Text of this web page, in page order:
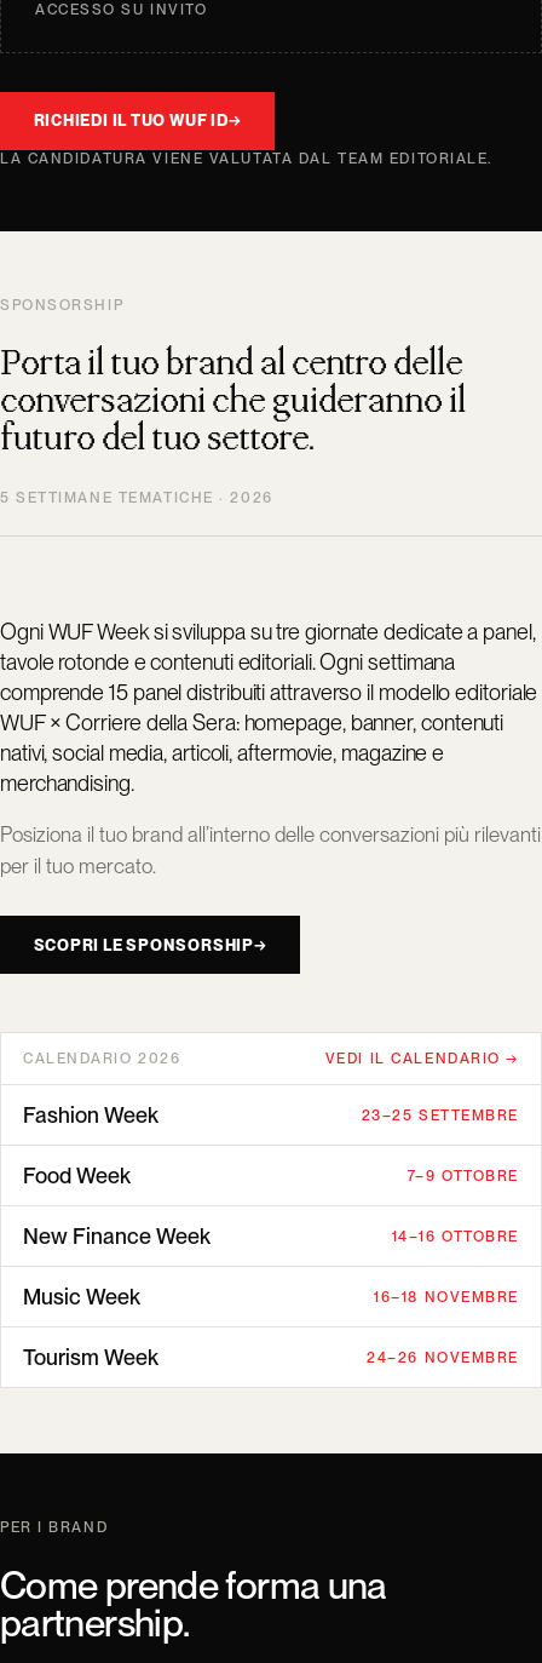
ACCESSO SU INVITO
RICHIEDI IL TUO WUF ID→
LA CANDIDATURA VIENE VALUTATA DAL TEAM EDITORIALE.
SPONSORSHIP
Porta il tuo brand al centro delle
conversazioni che guideranno il
futuro del tuo settore.
5 SETTIMANE TEMATICHE · 2026
Ogni WUF Week si sviluppa su tre giornate dedicate a panel,
tavole rotonde e contenuti editoriali. Ogni settimana
comprende 15 panel distribuiti attraverso il modello editoriale
WUF × Corriere della Sera: homepage, banner, contenuti
nativi, social media, articoli, aftermovie, magazine e
merchandising.
Posiziona il tuo brand all’interno delle conversazioni più rilevanti
per il tuo mercato.
SCOPRI LE SPONSORSHIP→
CALENDARIO 2026 VEDI IL CALENDARIO →
Fashion Week 23–25 SETTEMBRE
Food Week 7–9 OTTOBRE
New Finance Week 14–16 OTTOBRE
Music Week 16–18 NOVEMBRE
Tourism Week 24–26 NOVEMBRE
PER I BRAND
Come prende forma una
partnership.